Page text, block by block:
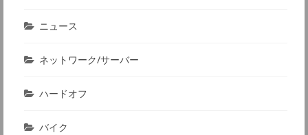
ニュース
ネットワーク/サーバー
ハードオフ
バイク